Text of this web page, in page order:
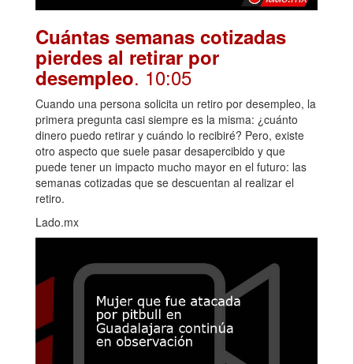
Cuántas semanas cotizadas
pierdes al retirar por
desempleo. 10:05
Cuando una persona solicita un retiro por desempleo, la
primera pregunta casi siempre es la misma: ¿cuánto
dinero puedo retirar y cuándo lo recibiré? Pero, existe
otro aspecto que suele pasar desapercibido y que
puede tener un impacto mucho mayor en el futuro: las
semanas cotizadas que se descuentan al realizar el
retiro.
Lado.mx